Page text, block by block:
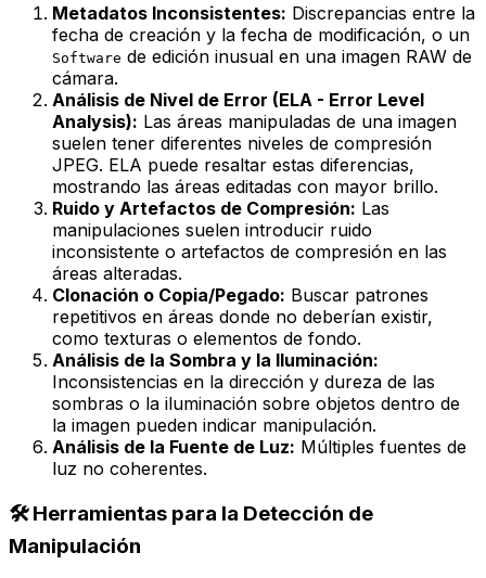
Metadatos Inconsistentes: Discrepancias entre la
fecha de creación y la fecha de modificación, o un
Software de edición inusual en una imagen RAW de
cámara.
Análisis de Nivel de Error (ELA - Error Level
Analysis): Las áreas manipuladas de una imagen
suelen tener diferentes niveles de compresión
JPEG. ELA puede resaltar estas diferencias,
mostrando las áreas editadas con mayor brillo.
Ruido y Artefactos de Compresión: Las
manipulaciones suelen introducir ruido
inconsistente o artefactos de compresión en las
áreas alteradas.
Clonación o Copia/Pegado: Buscar patrones
repetitivos en áreas donde no deberían existir,
como texturas o elementos de fondo.
Análisis de la Sombra y la Iluminación:
Inconsistencias en la dirección y dureza de las
sombras o la iluminación sobre objetos dentro de
la imagen pueden indicar manipulación.
Análisis de la Fuente de Luz: Múltiples fuentes de
luz no coherentes.
🛠️ Herramientas para la Detección de
Manipulación